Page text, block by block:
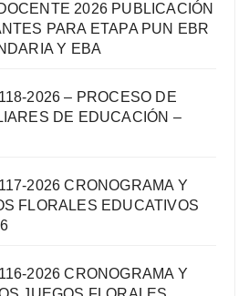
2026 PUBLICACIÓN
PARA ETAPA PUN EBR
Y EBA
2026 – PROCESO DE
DE EDUCACIÓN –
2026 CRONOGRAMA Y
FLORALES EDUCATIVOS
2026 CRONOGRAMA Y